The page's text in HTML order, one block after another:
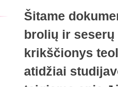
Šitame
brolių ir seserų
krikščionys
atidžiai